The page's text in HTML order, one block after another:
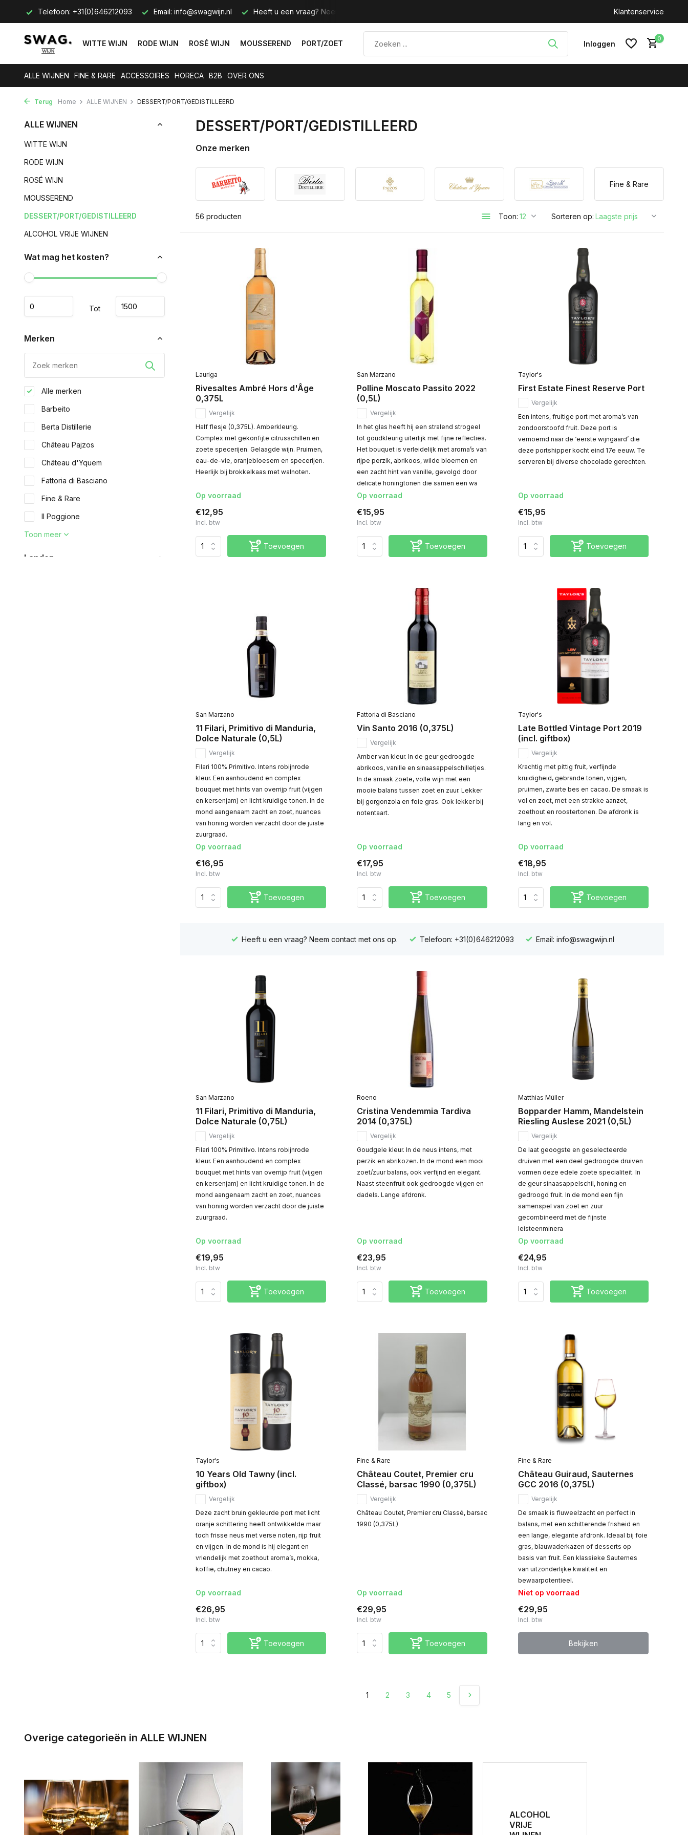
Email:info@swagwijn.nl Heeft u een vraag? Neem contact met ons op. Telefoon: +31(0)646212093 Klantenservice
WITTE WIJN RODE WIJN ROSÉ WIJN MOUSSEREND PORT/ZOET Inloggen
0
ALLE WIJNEN FINE & RARE ACCESSOIRES HORECA B2B OVER ONS
Terug Home ALLE WIJNEN DESSERT/PORT/GEDISTILLEERD
ALLE WIJNEN
WITTE WIJN
RODE WIJN
ROSÉ WIJN
MOUSSEREND
DESSERT/PORT/GEDISTILLEERD
ALCOHOL VRIJE WIJNEN
Wat mag het kosten?
Tot
Merken
Alle merken
Barbeito
Berta Distillerie
Château Pajzos
Château d'Yquem
Fattoria di Basciano
Fine & Rare
Il Poggione
Toon meer
Landen
DESSERT/PORT/GEDISTILLEERD
Onze merken
Fine & Rare
56 producten Toon: Sorteren op:
Lauriga
Rivesaltes Ambré Hors d'Âge
0,375L
Vergelijk
Half flesje (0,375L). Amberkleurig.
Complex met gekonfijte citrusschillen en
zoete specerijen. Gelaagde wijn. Pruimen,
eau-de-vie, oranjebloesem en specerijen.
Heerlijk bij brokkelkaas met walnoten.
Op voorraad
€12,95
Incl. btw
Toevoegen
San Marzano
Polline Moscato Passito 2022
(0,5L)
Vergelijk
In het glas heeft hij een stralend strogeel
tot goudkleurig uiterlijk met fijne reflecties.
Het bouquet is verleidelijk met aroma’s van
rijpe perzik, abrikoos, wilde bloemen en
een zacht hint van vanille, gevolgd door
delicate honingtonen die samen een wa
Op voorraad
€15,95
Incl. btw
Toevoegen
Taylor's
First Estate Finest Reserve Port
Vergelijk
Een intens, fruitige port met aroma’s van
zondoorstoofd fruit. Deze port is
vernoemd naar de ‘eerste wijngaard’ die
deze portshipper kocht eind 17e eeuw. Te
serveren bij diverse chocolade gerechten.
Op voorraad
€15,95
Incl. btw
Toevoegen
San Marzano
11 Filari, Primitivo di Manduria,
Dolce Naturale (0,5L)
Vergelijk
Filari 100% Primitivo. Intens robijnrode
kleur. Een aanhoudend en complex
bouquet met hints van overrijp fruit (vijgen
en kersenjam) en licht kruidige tonen. In de
mond aangenaam zacht en zoet, nuances
van honing worden verzacht door de juiste
zuurgraad.
Op voorraad
€16,95
Incl. btw
Toevoegen
Fattoria di Basciano
Vin Santo 2016 (0,375L)
Vergelijk
Amber van kleur. In de geur gedroogde
abrikoos, vanille en sinaasappelschilletjes.
In de smaak zoete, volle wijn met een
mooie balans tussen zoet en zuur. Lekker
bij gorgonzola en foie gras. Ook lekker bij
notentaart.
Op voorraad
€17,95
Incl. btw
Toevoegen
Taylor's
Late Bottled Vintage Port 2019
(incl. giftbox)
Vergelijk
Krachtig met pittig fruit, verfijnde
kruidigheid, gebrande tonen, vijgen,
pruimen, zwarte bes en cacao. De smaak is
vol en zoet, met een strakke aanzet,
zoethout en roostertonen. De afdronk is
lang en vol.
Op voorraad
€18,95
Incl. btw
Toevoegen
Heeft u een vraag? Neem contact met ons op. Telefoon: +31(0)646212093 Email: info@swagwijn.nl
San Marzano
11 Filari, Primitivo di Manduria,
Dolce Naturale (0,75L)
Vergelijk
Filari 100% Primitivo. Intens robijnrode
kleur. Een aanhoudend en complex
bouquet met hints van overrijp fruit (vijgen
en kersenjam) en licht kruidige tonen. In de
mond aangenaam zacht en zoet, nuances
van honing worden verzacht door de juiste
zuurgraad.
Op voorraad
€19,95
Incl. btw
Toevoegen
Roeno
Cristina Vendemmia Tardiva
2014 (0,375L)
Vergelijk
Goudgele kleur. In de neus intens, met
perzik en abrikozen. In de mond een mooi
zoet/zuur balans, ook verfijnd en elegant.
Naast steenfruit ook gedroogde vijgen en
dadels. Lange afdronk.
Op voorraad
€23,95
Incl. btw
Toevoegen
Matthias Müller
Bopparder Hamm, Mandelstein
Riesling Auslese 2021 (0,5L)
Vergelijk
De laat geoogste en geselecteerde
druiven met een deel gedroogde druiven
vormen deze edele zoete specialiteit. In
de geur sinaasappelschil, honing en
gedroogd fruit. In de mond een fijn
samenspel van zoet en zuur
gecombineerd met de fijnste
leisteenminera
Op voorraad
€24,95
Incl. btw
Toevoegen
Taylor's
10 Years Old Tawny (incl.
giftbox)
Vergelijk
Deze zacht bruin gekleurde port met licht
oranje schittering heeft ontwikkelde maar
toch frisse neus met verse noten, rijp fruit
en vijgen. In de mond is hij elegant en
vriendelijk met zoethout aroma’s, mokka,
koffie, chutney en cacao.
Op voorraad
€26,95
Incl. btw
Toevoegen
Fine & Rare
Château Coutet, Premier cru
Classé, barsac 1990 (0,375L)
Vergelijk
Château Coutet, Premier cru Classé, barsac
1990 (0,375L)
Op voorraad
€29,95
Incl. btw
Toevoegen
Fine & Rare
Château Guiraud, Sauternes
GCC 2016 (0,375L)
Vergelijk
De smaak is fluweelzacht en perfect in
balans, met een schitterende frisheid en
een lange, elegante afdronk. Ideaal bij foie
gras, blauwaderkazen of desserts op
basis van fruit. Een klassieke Sauternes
van uitzonderlijke kwaliteit en
bewaarpotentieel.
Niet op voorraad
€29,95
Incl. btw
Bekijken
1 2 3 4 5
Overige categorieën in ALLE WIJNEN
ALCOHOL
VRIJE